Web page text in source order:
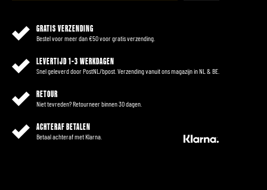
GRATIS VERZENDING
Bestel voor meer dan €50 voor gratis verzending.
LEVERTIJD 1-3 WERKDAGEN
Snel geleverd door PostNL/bpost. Verzending vanuit ons magazijn in NL & BE.
RETOUR
Niet tevreden? Retourneer binnen 30 dagen.
ACHTERAF BETALEN
Betaal achteraf met Klarna.